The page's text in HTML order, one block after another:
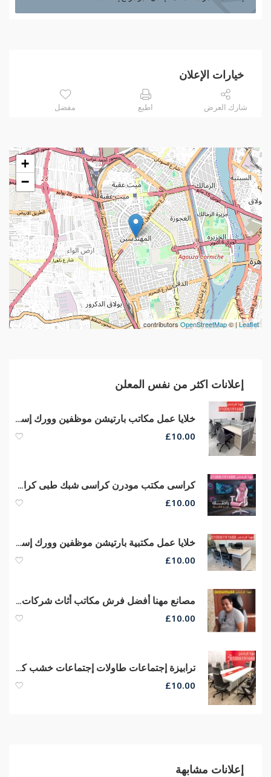
خيارات الإعلان
شارك العرض اطبع مفضل
+
−
Leaflet
| ©
OpenStreetMap
contributors
إعلانات اكثر من نفس المعلن
خلايا عمل مكاتب بارتيشن موظفين وورك إستيشن أفضل خامات وسعر
£10.00
كراسى مكتب مودرن كراسى شبك طبى كراسى مدير عام جلد من مصانع مهنا
£10.00
خلايا عمل مكتبية بارتيشن موظفين وورك إستيشن مكاتب مودرن أثاث شركات
£10.00
مصانع مهنا أفضل فرش مكاتب أثاث شركات مكاتب مودرن كراسى مكتب مودرن
£10.00
ترابيزة إجتماعات طاولات إجتماعات خشب كونتر قشرة طبيعى جودة عالية
£10.00
إعلانات مشابهة